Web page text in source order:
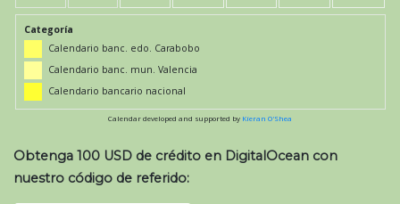
Categoría
Calendario banc. edo. Carabobo
Calendario banc. mun. Valencia
Calendario bancario nacional
Calendar developed and supported by Kieran O'Shea
Obtenga 100 USD de crédito en DigitalOcean con
nuestro código de referido: